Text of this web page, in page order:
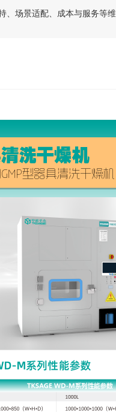
场景适配、成本与服务等